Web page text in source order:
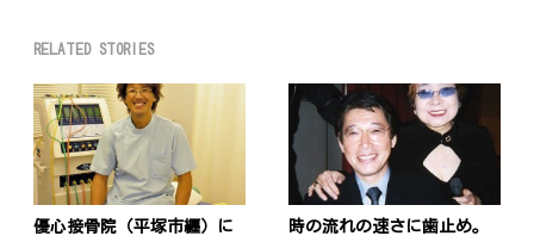
RELATED STORIES
優心接骨院（平塚市纒）に
時の流れの速さに歯止め。